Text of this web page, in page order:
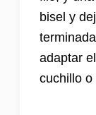
bisel y
adaptar
cuchillo o